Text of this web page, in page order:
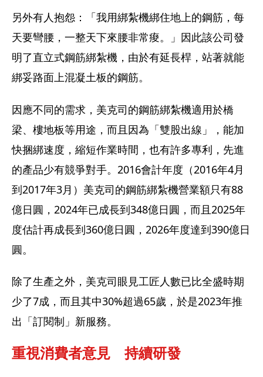
另外有人抱怨：「我用綁紮機綁住地上的鋼筋，每
天要彎腰，一整天下來腰非常痠。」因此該公司發
明了直立式鋼筋綁紮機，由於有延長桿，站著就能
綁妥路面上混凝土板的鋼筋。
因應不同的需求，美克司的鋼筋綁紮機適用於橋
梁、樓地板等用途，而且因為「雙股出線」，能加
快捆綁速度，縮短作業時間，也有許多專利，先進
的產品少有競爭對手。2016會計年度（2016年4月
到2017年3月）美克司的鋼筋綁紮機營業額只有88
億日圓，2024年已成長到348億日圓，而且2025年
度估計再成長到360億日圓，2026年度達到390億日
圓。
除了生產之外，美克司眼見工匠人數已比全盛時期
少了7成，而且其中30%超過65歲，於是2023年推
出「訂閱制」新服務。
重視消費者意見　持續研發